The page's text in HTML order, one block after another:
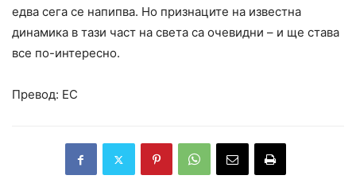
едва сега се напипва. Но признаците на известна
динамика в тази част на света са очевидни – и ще става
все по-интересно.
Превод: ЕС